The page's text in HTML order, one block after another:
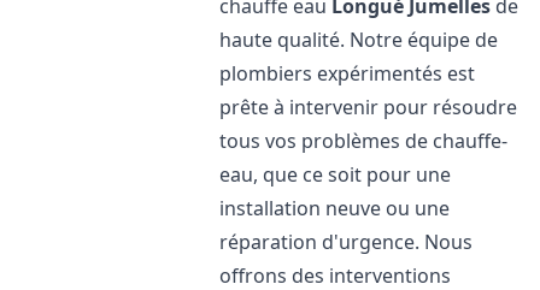
chauffe eau Longué Jumelles de
haute qualité. Notre équipe de
plombiers expérimentés est
prête à intervenir pour résoudre
tous vos problèmes de chauffe-
eau, que ce soit pour une
installation neuve ou une
réparation d'urgence. Nous
offrons des interventions